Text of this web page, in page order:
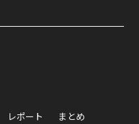
レポート
まとめ